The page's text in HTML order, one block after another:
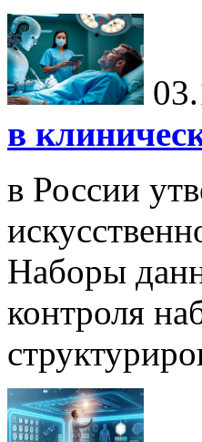
в
в России
Наборы
контроля